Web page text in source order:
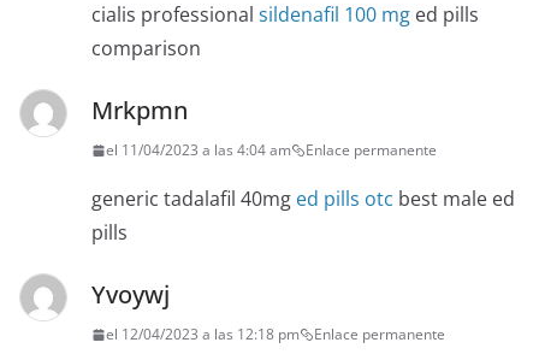
cialis professional sildenafil 100 mg ed pills
comparison
Mrkpmn
el 11/04/2023 a las 4:04 am Enlace permanente
generic tadalafil 40mg ed pills otc best male ed
pills
Yvoywj
el 12/04/2023 a las 12:18 pm Enlace permanente